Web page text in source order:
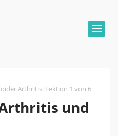
Arthritis: Lektion 1 von 6
und